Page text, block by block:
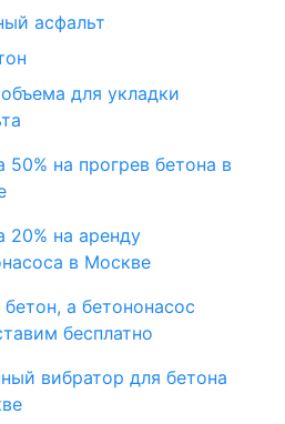
асфальт
для укладки
50% на прогрев бетона в
20% на аренду
в Москве
бетон, а бетононасос
бесплатно
вибратор для бетона